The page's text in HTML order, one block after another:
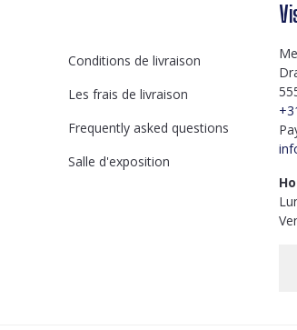
Conditions de livraison
Les frais de livraison
Frequently asked questions
Salle d'exposition